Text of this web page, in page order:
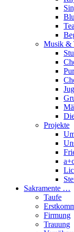
Musik &
Projekte
Sakramente …
Taufe
Firmung
Trauung